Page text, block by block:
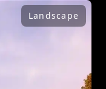
Landscape